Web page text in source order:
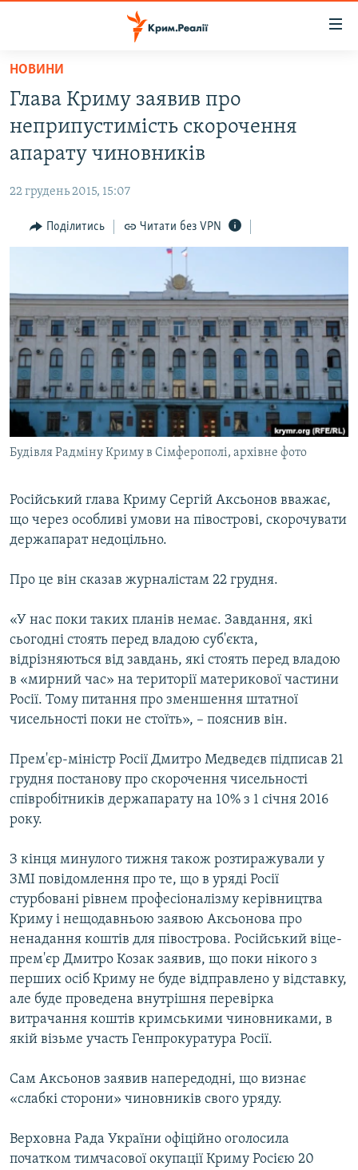
Перейти
основного
матеріалу
Перейти
до
основної
навігації
Перейти
до
ВОДА.КРИМ
ВІДЕО ТА ФОТО
БЛОГИ
ПОГЛЯД
СПЕЦПРОЕКТИ
ДЕПОРТАЦІЯ
ВІДЕОУРОКИ «ELIFBE»
СВІДЧЕННЯ ОКУПАЦІЇ
УКРАЇНСЬКА ПРОБЛЕМА КРИМУ
ІНФОГРАФІКА
ЯК ОБІЙТИ БЛОКУВАННЯ
Русский
Qırımtatar
ДОЛУЧАЙСЯ!
Усі сайти RFE/RL
НОВИНИ
Глава Криму заявив про
неприпустимість скорочення
апарату чиновників
22 грудень 2015, 15:07
Поділитись Читати без VPN
Будівля Радміну Криму в Сімферополі, архівне фото
Російський глава Криму Сергій Аксьонов вважає,
що через особливі умови на півострові, скорочувати
держапарат недоцільно.
Про це він сказав журналістам 22 грудня.
«У нас поки таких планів немає. Завдання, які
сьогодні стоять перед владою суб'єкта,
відрізняються від завдань, які стоять перед владою
в «мирний час» на території материкової частини
Росії. Тому питання про зменшення штатної
чисельності поки не стоїть», – пояснив він.
Прем'єр-міністр Росії Дмитро Медведєв підписав 21
грудня постанову про скорочення чисельності
співробітників держапарату на 10% з 1 січня 2016
року.
З кінця минулого тижня також розтиражували у
ЗМІ повідомлення про те, що в уряді Росії
стурбовані рівнем професіоналізму керівництва
Криму і нещодавньою заявою Аксьонова про
ненадання коштів для півострова. Російський віце-
прем'єр Дмитро Козак заявив, що поки нікого з
перших осіб Криму не буде відправлено у відставку,
але буде проведена внутрішня перевірка
витрачання коштів кримськими чиновниками, в
якій візьме участь Генпрокуратура Росії.
Сам Аксьонов заявив напередодні, що визнає
«слабкі сторони» чиновників свого уряду.
Верховна Рада України офіційно оголосила
початком тимчасової окупації Криму Росією 20